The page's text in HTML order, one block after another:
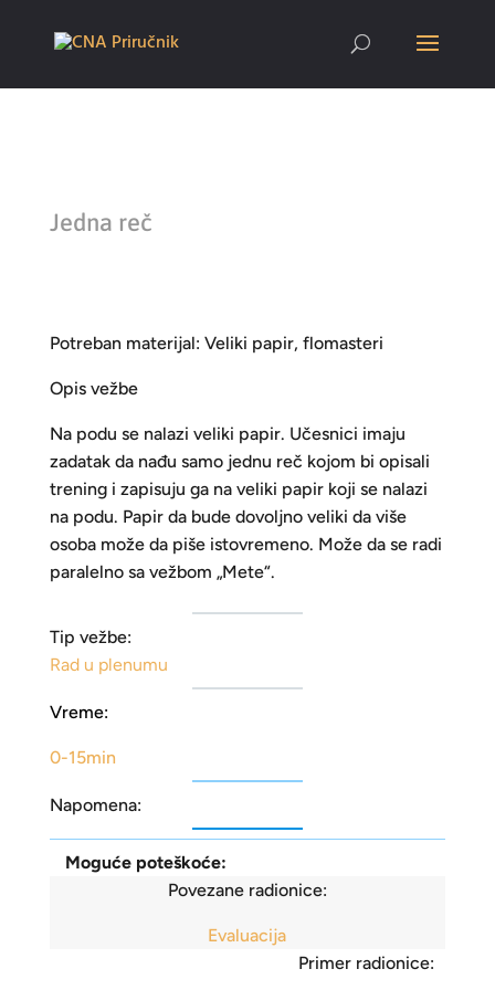
Jedna reč
Potreban materijal: Veliki papir, flomasteri
Opis vežbe
Na podu se nalazi veliki papir. Učesnici imaju
zadatak da nađu samo jednu reč kojom bi opisali
trening i zapisuju ga na veliki papir koji se nalazi
na podu. Papir da bude dovoljno veliki da više
osoba može da piše istovremeno. Može da se radi
paralelno sa vežbom „Mete“.
Tip vežbe:
Rad u plenumu
Vreme:
0-15min
Napomena:
Moguće poteškoće:
Povezane radionice:
Evaluacija
Primer radionice: